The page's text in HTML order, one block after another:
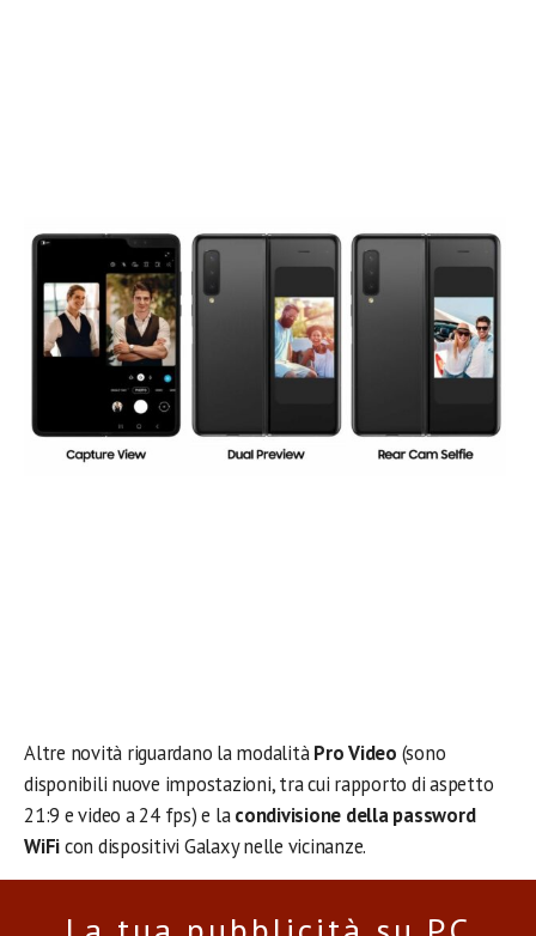
Altre novità riguardano la modalitàPro Video (sono
disponibili nuove impostazioni, tra cui rapporto di aspetto
21:9 e video a 24 fps) e lacondivisione della password
WiFicon dispositivi Galaxy nelle vicinanze.